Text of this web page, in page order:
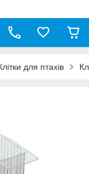
для птахів